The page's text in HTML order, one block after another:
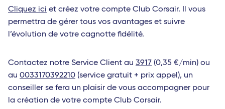
Cliquez ici et créez votre compte Club Corsair. Il vous
permettra de gérer tous vos avantages et suivre
l’évolution de votre cagnotte fidélité.
Contactez notre Service Client au 3917 (0,35 €/min) ou
au 0033170392210 (service gratuit + prix appel), un
conseiller se fera un plaisir de vous accompagner pour
la création de votre compte Club Corsair.